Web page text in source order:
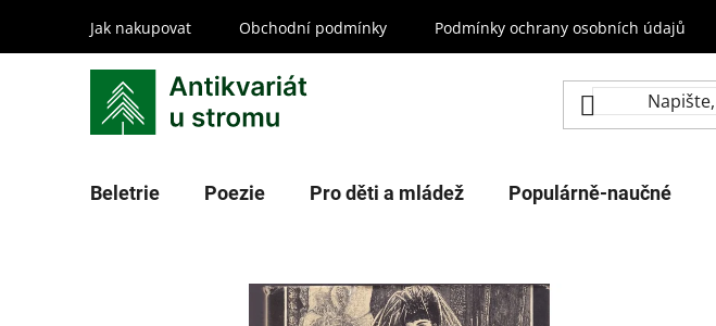
obsah
Jak nakupovat Obchodní podmínky Podmínky ochrany osobních údajů
Beletrie Poezie Pro děti a mládež Populárně-naučné